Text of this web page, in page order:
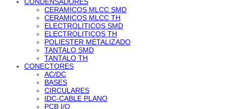
CONDENSADORES
CERAMICOS MLCC SMD
CERAMICOS MLCC TH
ELECTROLITICOS SMD
ELECTROLITICOS TH
POLIESTER METALIZADO
TANTALO SMD
TANTALO TH
CONECTORES
AC/DC
BASES
CIRCULARES
IDC-CABLE PLANO
PCB I/O